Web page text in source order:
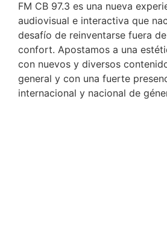
FM CB 97.3 es una nueva
audiovisual e interactiva que
desafío de reinventarse fuera
confort. Apostamos a una
con nuevos y diversos
general y con una fuerte
internacional y nacional de